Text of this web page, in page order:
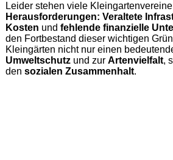
Leider stehen viele
Herausforderungen: Veraltete
Kosten und fehlende finanzielle
den Fortbestand dieser wichtigen
Kleingärten nicht nur einen
Umweltschutzund zur Artenvielfalt,
den sozialen Zusammenhalt.